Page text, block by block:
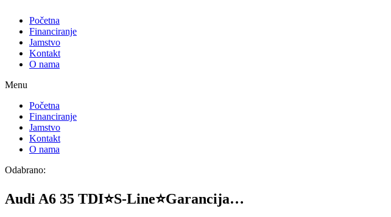
Početna
Financiranje
Jamstvo
Kontakt
O nama
Menu
Početna
Financiranje
Jamstvo
Kontakt
O nama
Odabrano:
Audi A6 35 TDI⭐S-Line⭐Garancija…